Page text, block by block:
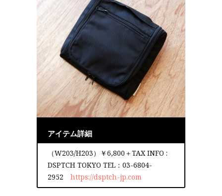
アイテム詳細
（W203/H203）￥6,800＋TAX INFO :
DSPTCH TOKYO TEL：03-6804-
2952 https://dsptch-jp.com